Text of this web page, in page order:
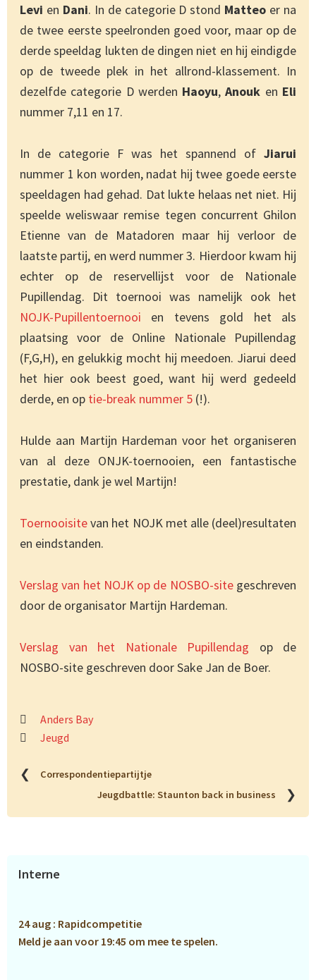
Levi en Dani. In de categorie D stond Matteo er na
de twee eerste speelronden goed voor, maar op de
derde speeldag lukten de dingen niet en hij eindigde
op de tweede plek in het allrond-klassement. In
dezelfde categorie D werden Haoyu,Anouk en Eli
nummer 7,11 en 17.
In de categorie F was het spannend of Jiarui
nummer 1 kon worden, nadat hij twee goede eerste
speeldagen had gehad. Dat lukte helaas net niet. Hij
speelde weliswaar remise tegen concurrent Ghilon
Etienne van de Matadoren maar hij verloor de
laatste partij, en werd nummer 3. Hierdoor kwam hij
echter op de reservellijst voor de Nationale
Pupillendag. Dit toernooi was namelijk ook het
NOJK-Pupillentoernooi en tevens gold het als
plaatsing voor de Online Nationale Pupillendag
(F,G,H), en gelukkig mocht hij meedoen. Jiarui deed
het hier ook beest goed, want hij werd gedeeld
derde, en op tie-break nummer 5 (!).
Hulde aan Martijn Hardeman voor het organiseren
van al deze ONJK-toernooien, een fantastische
prestatie, dank je wel Martijn!
Toernooisitevan het NOJK met alle (deel)resultaten
en eindstanden.
Verslag van het NOJK op de NOSBO-sitegeschreven
door de organisator Martijn Hardeman.
Verslag van het Nationale Pupillendag op de
NOSBO-site geschreven door Sake Jan de Boer.
Anders Bay
Jeugd
❮
Correspondentiepartijtje
Jeugdbattle: Staunton back in business
❯
Primaire
Interne
24 aug : Rapidcompetitie
Meld je aan voor 19:45 om mee te spelen.